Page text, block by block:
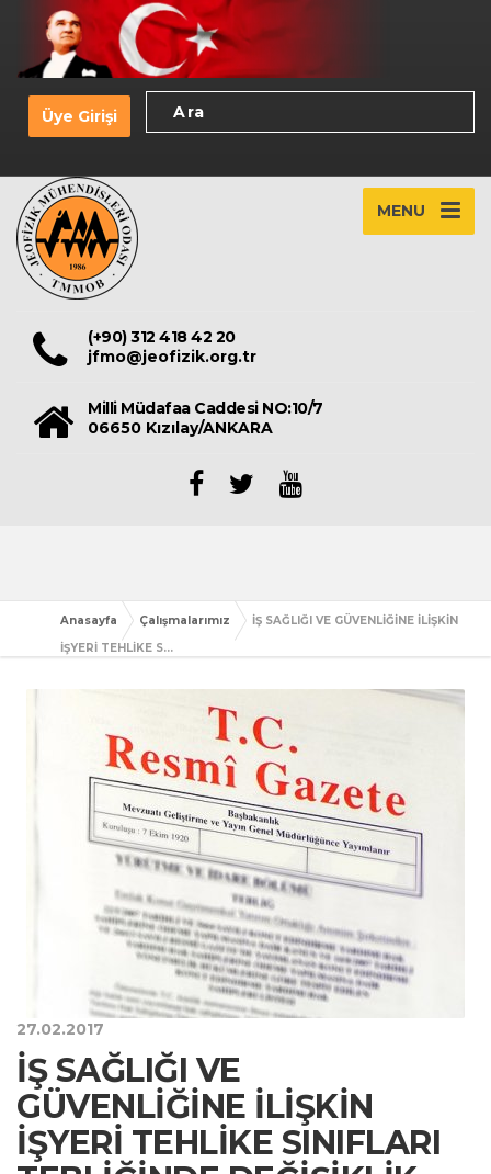
Üye Girişi
MENU
(+90) 312 418 42 20
jfmo@jeofizik.org.tr
Milli Müdafaa Caddesi NO:10/7
06650 Kızılay/ANKARA
Anasayfa Çalışmalarımız
İŞ SAĞLIĞI VE GÜVENLİĞİNE İLİŞKİN
İŞYERİ TEHLİKE S...
27.02.2017
İŞ SAĞLIĞI VE
GÜVENLİĞİNE İLİŞKİN
İŞYERİ TEHLİKE SINIFLARI